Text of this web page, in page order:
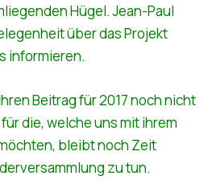
Hügel. Jean-Paul
über das Projekt
informieren.
Beitrag für 2017 noch nicht
die, welche uns mit ihrem
bleibt noch Zeit
zu tun.